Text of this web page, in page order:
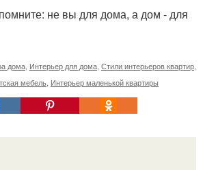
не вы для дома, а дом - для
дома Интерьер для дома Стили интерьеров квартир
мебель Интерьер маленькой квартиры